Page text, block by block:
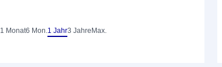
1 Monat6 Mon.1 Jahr3 Jahre Max.